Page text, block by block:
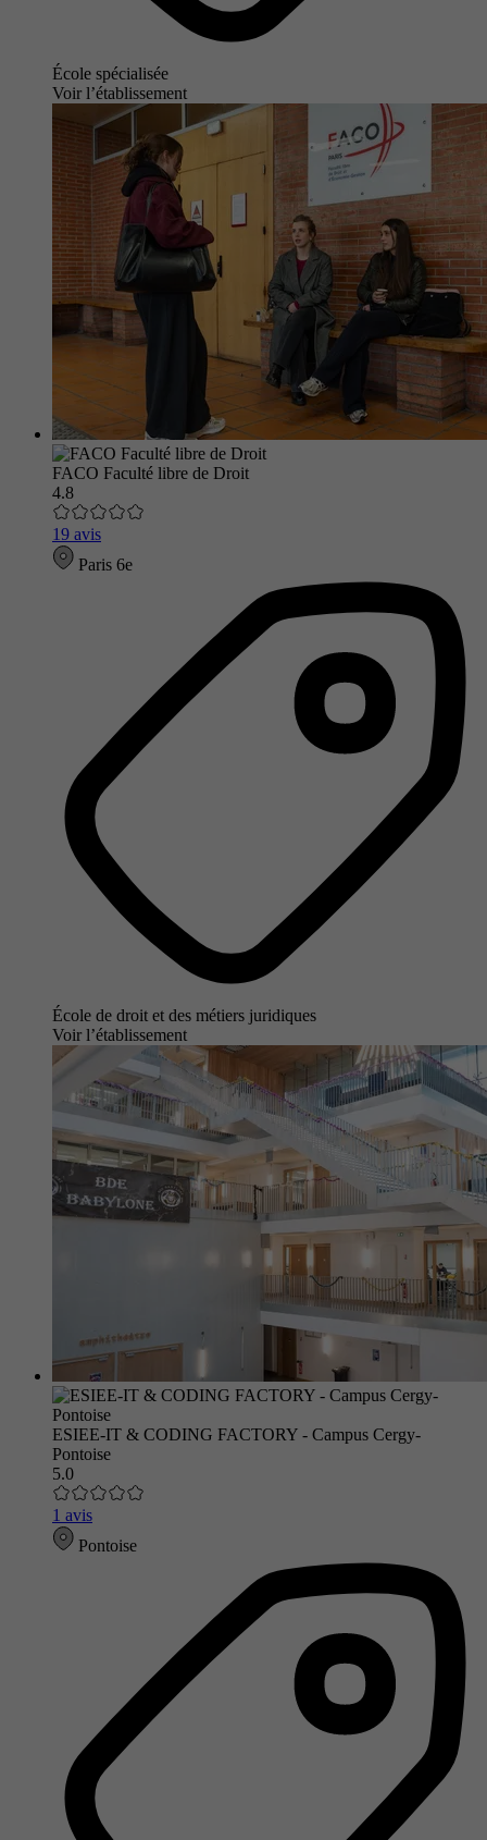
École spécialisée
Voir l’établissement
FACO Faculté libre de Droit
4.8
19 avis
Paris 6e
École de droit et des métiers juridiques
Voir l’établissement
ESIEE-IT & CODING FACTORY - Campus Cergy-
Pontoise
5.0
1 avis
Pontoise